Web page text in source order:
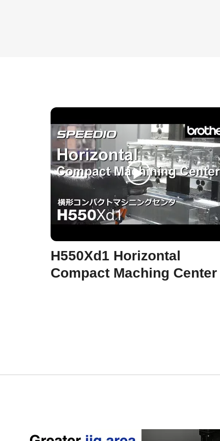
H550Xd1 Horizontal
Compact Maching Center